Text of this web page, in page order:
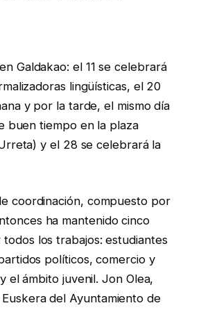
Galdakao: el 11 se celebrará
lingüísticas, el 20
y por la tarde, el mismo día
buen tiempo en la plaza
y el 28 se celebrará la
coordinación, compuesto por
ha mantenido cinco
los trabajos: estudiantes
políticos, comercio y
el ámbito juvenil. Jon Olea,
del Ayuntamiento de